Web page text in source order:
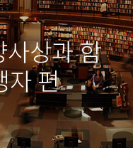
상과 함
자 편